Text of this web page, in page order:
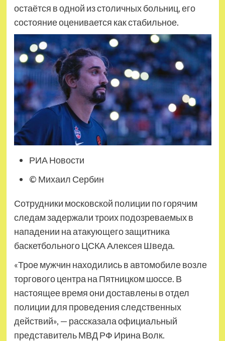
остаётся в одной из столичных больниц, его
состояние оценивается как стабильное.
РИА Новости
© Михаил Сербин
Сотрудники московской полиции по горячим
следам задержали троих подозреваемых в
нападении на атакующего защитника
баскетбольного ЦСКА Алексея Шведа.
«Трое мужчин находились в автомобиле возле
торгового центра на Пятницком шоссе. В
настоящее время они доставлены в отдел
полиции для проведения следственных
действий», — рассказала официальный
представитель МВД РФ Ирина Волк.